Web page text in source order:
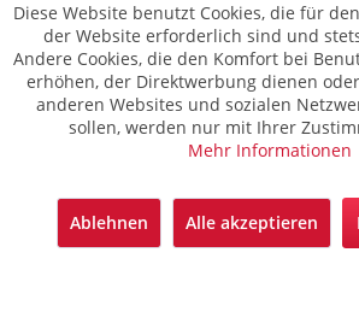
© 2026 TE Postline GmbH
Diese Website benutzt Cookies, die für
der Website erforderlich sind und
Andere Cookies, die den Komfort bei
erhöhen, der Direktwerbung dienen
anderen Websites und sozialen
sollen, werden nur mit Ihrer
Mehr Informationen
Ablehnen Alle akzeptieren